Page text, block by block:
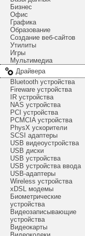
Бизнес
Офис
Графика
Образование
Создание веб-сайтов
Утилиты
Игры
Мультимедиа
Драйвера
Bluetooth устройства
Fireware устройства
IR устройства
NAS устройства
PCI устройства
PCMCIA устройства
PhysX ускорители
SCSI адаптеры
USB видеоустройства
USB диски
USB устройства
USB устройства ввода
USB-адаптеры
Wireless устройства
xDSL модемы
Биометрические
устройства
Видеозаписывающие
устройства
Видеокарты